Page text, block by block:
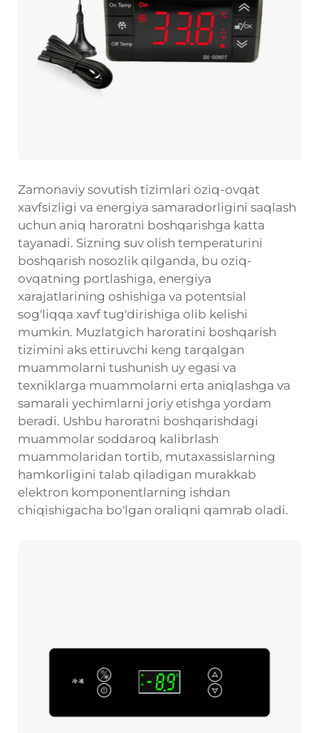
Zamonaviy sovutish tizimlari oziq-ovqat
xavfsizligi va energiya samaradorligini saqlash
uchun aniq haroratni boshqarishga katta
tayanadi. Sizning suv olish temperaturini
boshqarish nosozlik qilganda, bu oziq-
ovqatning portlashiga, energiya
xarajatlarining oshishiga va potentsial
sog'liqqa xavf tug'dirishiga olib kelishi
mumkin. Muzlatgich haroratini boshqarish
tizimini aks ettiruvchi keng tarqalgan
muammolarni tushunish uy egasi va
texniklarga muammolarni erta aniqlashga va
samarali yechimlarni joriy etishga yordam
beradi. Ushbu haroratni boshqarishdagi
muammolar soddaroq kalibrlash
muammolaridan tortib, mutaxassislarning
hamkorligini talab qiladigan murakkab
elektron komponentlarning ishdan
chiqishigacha bo'lgan oraliqni qamrab oladi.